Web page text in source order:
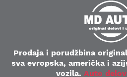
Prodaja i porudžbina
sva evropska, američka i
vozila. Auto